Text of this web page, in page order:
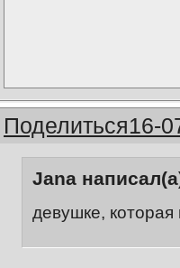
Поделиться16-
Jana
девушке,